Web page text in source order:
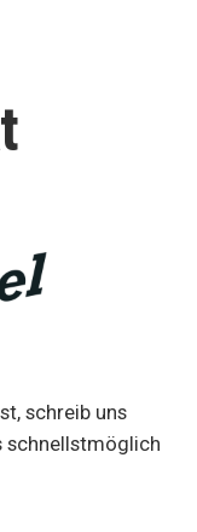
schreib uns
schnellstmöglich